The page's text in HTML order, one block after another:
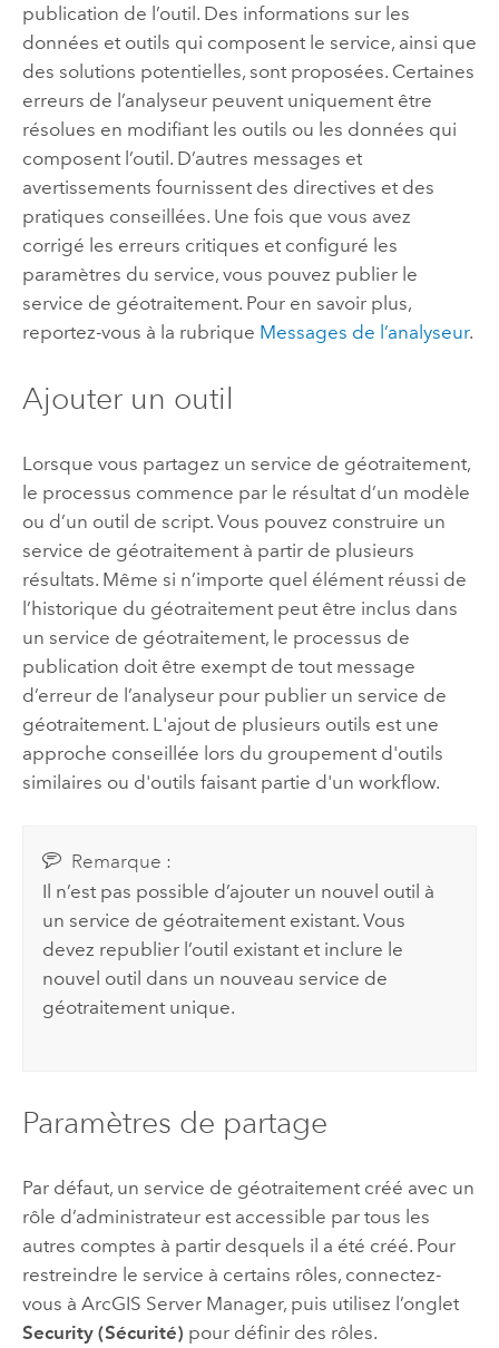
publication de l’outil. Des informations sur les
données et outils qui composent le service, ainsi que
des solutions potentielles, sont proposées. Certaines
erreurs de l’analyseur peuvent uniquement être
résolues en modifiant les outils ou les données qui
composent l’outil. D’autres messages et
avertissements fournissent des directives et des
pratiques conseillées. Une fois que vous avez
corrigé les erreurs critiques et configuré les
paramètres du service, vous pouvez publier le
service de géotraitement. Pour en savoir plus,
reportez-vous à la rubrique Messages de l’analyseur.
Ajouter un outil
Lorsque vous partagez un service de géotraitement,
le processus commence par le résultat d’un modèle
ou d’un outil de script. Vous pouvez construire un
service de géotraitement à partir de plusieurs
résultats. Même si n’importe quel élément réussi de
l’historique du géotraitement peut être inclus dans
un service de géotraitement, le processus de
publication doit être exempt de tout message
d’erreur de l’analyseur pour publier un service de
géotraitement. L'ajout de plusieurs outils est une
approche conseillée lors du groupement d'outils
similaires ou d'outils faisant partie d'un workflow.
Remarque :
Il n’est pas possible d’ajouter un nouvel outil à
un service de géotraitement existant. Vous
devez republier l’outil existant et inclure le
nouvel outil dans un nouveau service de
géotraitement unique.
Paramètres de partage
Par défaut, un service de géotraitement créé avec un
rôle d’administrateur est accessible par tous les
autres comptes à partir desquels il a été créé. Pour
restreindre le service à certains rôles, connectez-
vous à ArcGIS Server Manager, puis utilisez l’onglet
Security (Sécurité) pour définir des rôles.